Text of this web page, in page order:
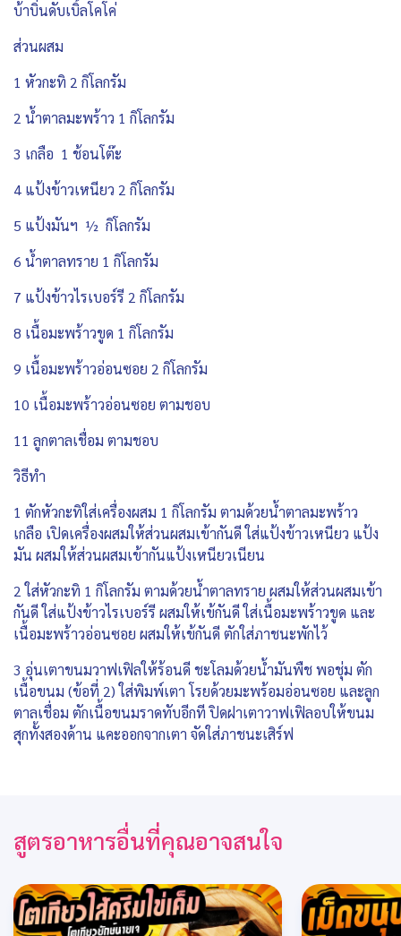
บ้าบิ่นดับเบิ้ลโคโค่
ส่วนผสม
1 หัวกะทิ 2 กิโลกรัม
2 น้ำตาลมะพร้าว 1 กิโลกรัม
3 เกลือ 1 ช้อนโต๊ะ
4 แป้งข้าวเหนียว 2 กิโลกรัม
5 แป้งมันฯ ½ กิโลกรัม
6 น้ำตาลทราย 1 กิโลกรัม
7 แป้งข้าวไรเบอร์รี 2 กิโลกรัม
8 เนื้อมะพร้าวขูด 1 กิโลกรัม
9 เนื้อมะพร้าวอ่อนซอย 2 กิโลกรัม
10 เนื้อมะพร้าวอ่อนซอย ตามชอบ
11 ลูกตาลเชื่อม ตามชอบ
วิธีทำ
1 ตักหัวกะทิใส่เครื่องผสม 1 กิโลกรัม ตามด้วยน้ำตาลมะพร้าว
เกลือ เปิดเครื่องผสมให้ส่วนผสมเข้ากันดี ใส่แป้งข้าวเหนียว แป้ง
มัน ผสมให้ส่วนผสมเข้ากันแป้งเหนียวเนียน
2 ใส่หัวกะทิ 1 กิโลกรัม ตามด้วยน้ำตาลทราย ผสมให้ส่วนผสมเข้า
กันดี ใส่แป้งข้าวไรเบอร์รี ผสมให้เข้กันดี ใส่เนื้อมะพร้าวขูด และ
เนื้อมะพร้าวอ่อนซอย ผสมให้เข้กันดี ตักใส่ภาชนะพักไว้
3 อุ่นเตาขนมวาฟเฟิลให้ร้อนดี ชะโลมด้วยน้ำมันพืช พอชุ่ม ตัก
เนื้อขนม (ข้อที่ 2) ใส่พิมพ์เตา โรยด้วยมะพร้อมอ่อนซอย และลูก
ตาลเชื่อม ตักเนื้อขนมราดทับอีกที ปิดฝาเตาวาฟเฟิลอบให้ขนม
สุกทั้งสองด้าน แคะออกจากเตา จัดใส่ภาชนะเสิร์ฟ
สูตรอาหารอื่นที่คุณอาจสนใจ